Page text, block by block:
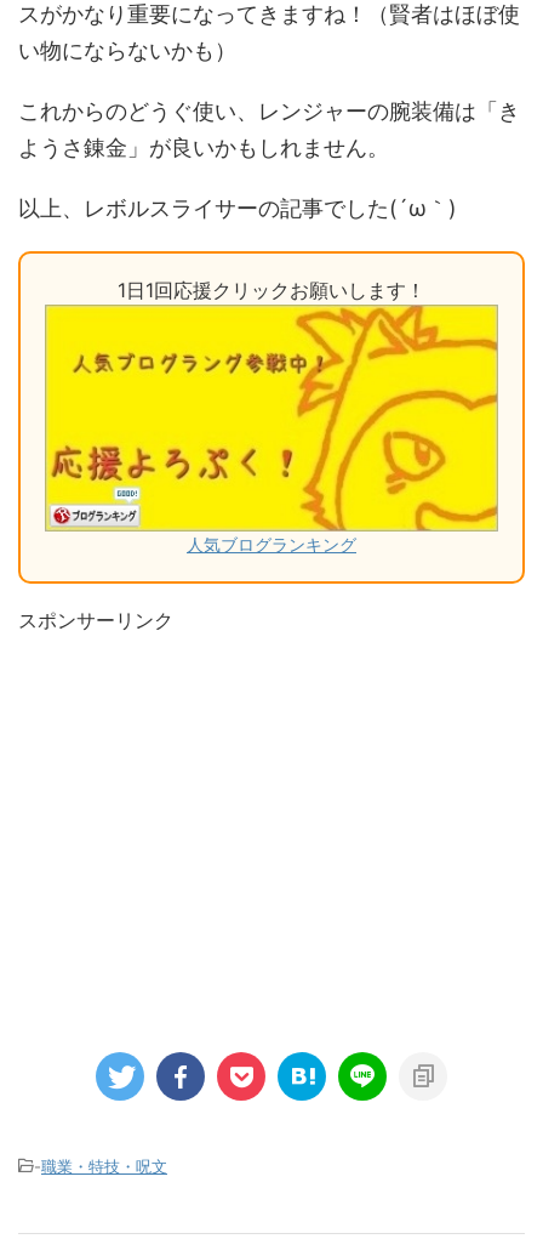
スがかなり重要になってきますね！（賢者はほぼ使
い物にならないかも）
これからのどうぐ使い、レンジャーの腕装備は「き
ようさ錬金」が良いかもしれません。
以上、レボルスライサーの記事でした(´ω｀)
1日1回応援クリックお願いします！
人気ブログランキング
スポンサーリンク
-職業・特技・呪文